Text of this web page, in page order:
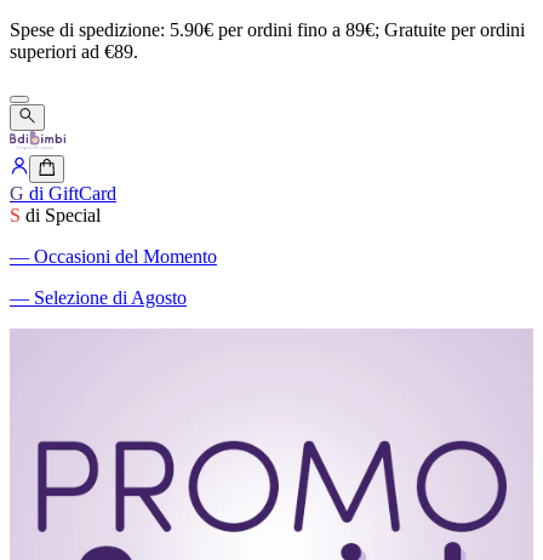
Spese di spedizione: 5.90€ perordini fino a 89€; Gratuite perordini
superiori ad €89.
G di GiftCard
S di Special
― Occasioni del Momento
― Selezione di Agosto